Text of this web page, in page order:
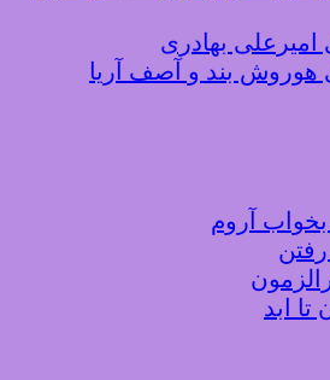
امیرعلی بهادری
هوروش بند و آصف آریا
آروم
تا ابد